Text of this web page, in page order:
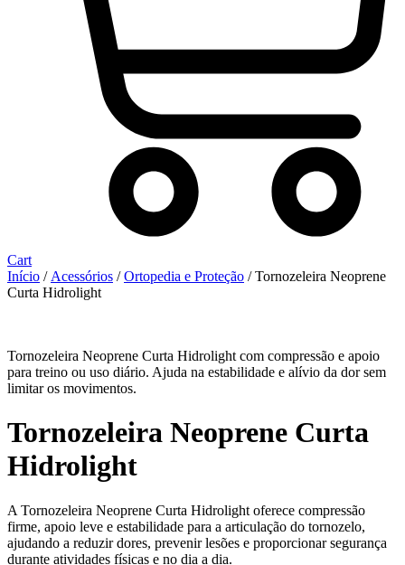
Cart
Início / Acessórios /Ortopedia e Proteção / Tornozeleira Neoprene
Curta Hidrolight
Tornozeleira Neoprene Curta Hidrolight com compressão e apoio
para treino ou uso diário. Ajuda na estabilidade e alívio da dor sem
limitar os movimentos.
Tornozeleira Neoprene Curta
Hidrolight
A Tornozeleira Neoprene Curta Hidrolight oferece compressão
firme, apoio leve e estabilidade para a articulação do tornozelo,
ajudando a reduzir dores, prevenir lesões e proporcionar segurança
durante atividades físicas e no dia a dia.